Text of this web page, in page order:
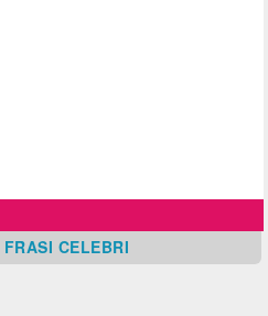
FRASI CELEBRI